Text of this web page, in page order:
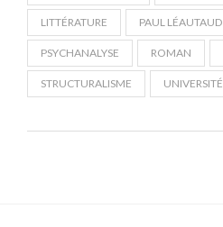
LITTÉRATURE PAUL LÉAUTAUD
PSYCHANALYSE ROMAN
STRUCTURALISME UNIVERSITÉ